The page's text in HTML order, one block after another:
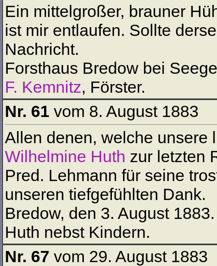
Ein mittelgroßer, brauner
ist mir entlaufen. Sollte
Nachricht.
Forsthaus Bredow bei
F. Kemnitz, Förster.
Nr. 61 vom 8. August 1883
Allen denen, welche unsere
Wilhelmine Huth zur letzten
Pred. Lehmann für seine
unseren tiefgefühlten Dank.
Bredow, den 3. August 1883.
Huth nebst Kindern.
Nr. 67 vom 29. August 1883